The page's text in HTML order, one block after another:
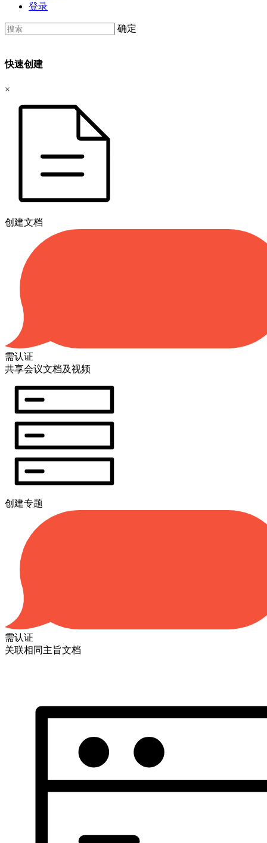
登录
确定
快速创建
×
创建文档
需认证
共享会议文档及视频
创建专题
需认证
关联相同主旨文档